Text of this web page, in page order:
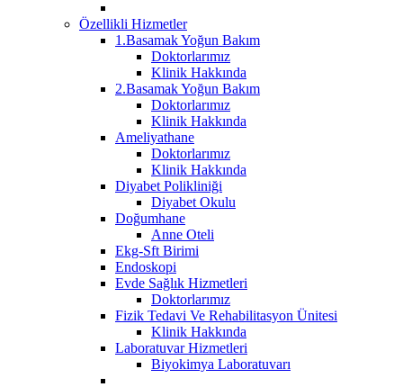
Özellikli Hizmetler
1.Basamak Yoğun Bakım
Doktorlarımız
Klinik Hakkında
2.Basamak Yoğun Bakım
Doktorlarımız
Klinik Hakkında
Ameliyathane
Doktorlarımız
Klinik Hakkında
Diyabet Polikliniği
Diyabet Okulu
Doğumhane
Anne Oteli
Ekg-Sft Birimi
Endoskopi
Evde Sağlık Hizmetleri
Doktorlarımız
Fizik Tedavi Ve Rehabilitasyon Ünitesi
Klinik Hakkında
Laboratuvar Hizmetleri
Biyokimya Laboratuvarı